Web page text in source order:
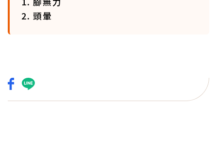
2. 頭暈